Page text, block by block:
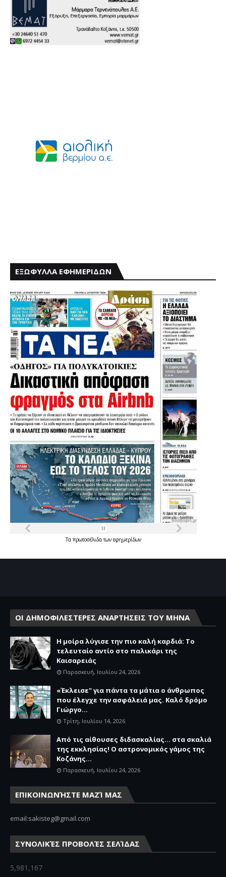
ΕΞΩΦΥΛΛΑ ΕΦΗΜΕΡΙΔΩΝ
Τα πρωτοσέλιδατων εφημερίδων
ΟΙ ΔΗΜΟΦΙΛΕΣΤΕΡΕΣ ΑΝΑΡΤΗΣΕΙΣ ΤΟΥ ΜΗΝΑ
Η μοίρα λύγισε την πιο καλή καρδιά: Το
τελευταίο αντίο στο παλικάρι της
Καισαρειάς
Παρασκευή, Ιουλίου 24, 2026
«Έκλεισε" για πάντα τα μάτια ο άνθρωπος
που έλεγχε την ασφάλειά μας. Καλό δρόμο
Γιώργο...
Τρίτη, Ιουλίου 14, 2026
Από τις αίθουσες διδασκαλίας… στα σκαλιά
της εκκλησίας! Ο αστρονομικός γάμος της
Κοζάνης...
Παρασκευή, Ιουλίου 24, 2026
ΕΠΙΚΟΙΝΩΝΉΣΤΕ ΜΑΖΊ ΜΑΣ
email:sakisteg@gmail.com
ΣΥΝΟΛΙΚΈΣ ΠΡΟΒΟΛΈΣ ΣΕΛΊΔΑΣ
5,981,167